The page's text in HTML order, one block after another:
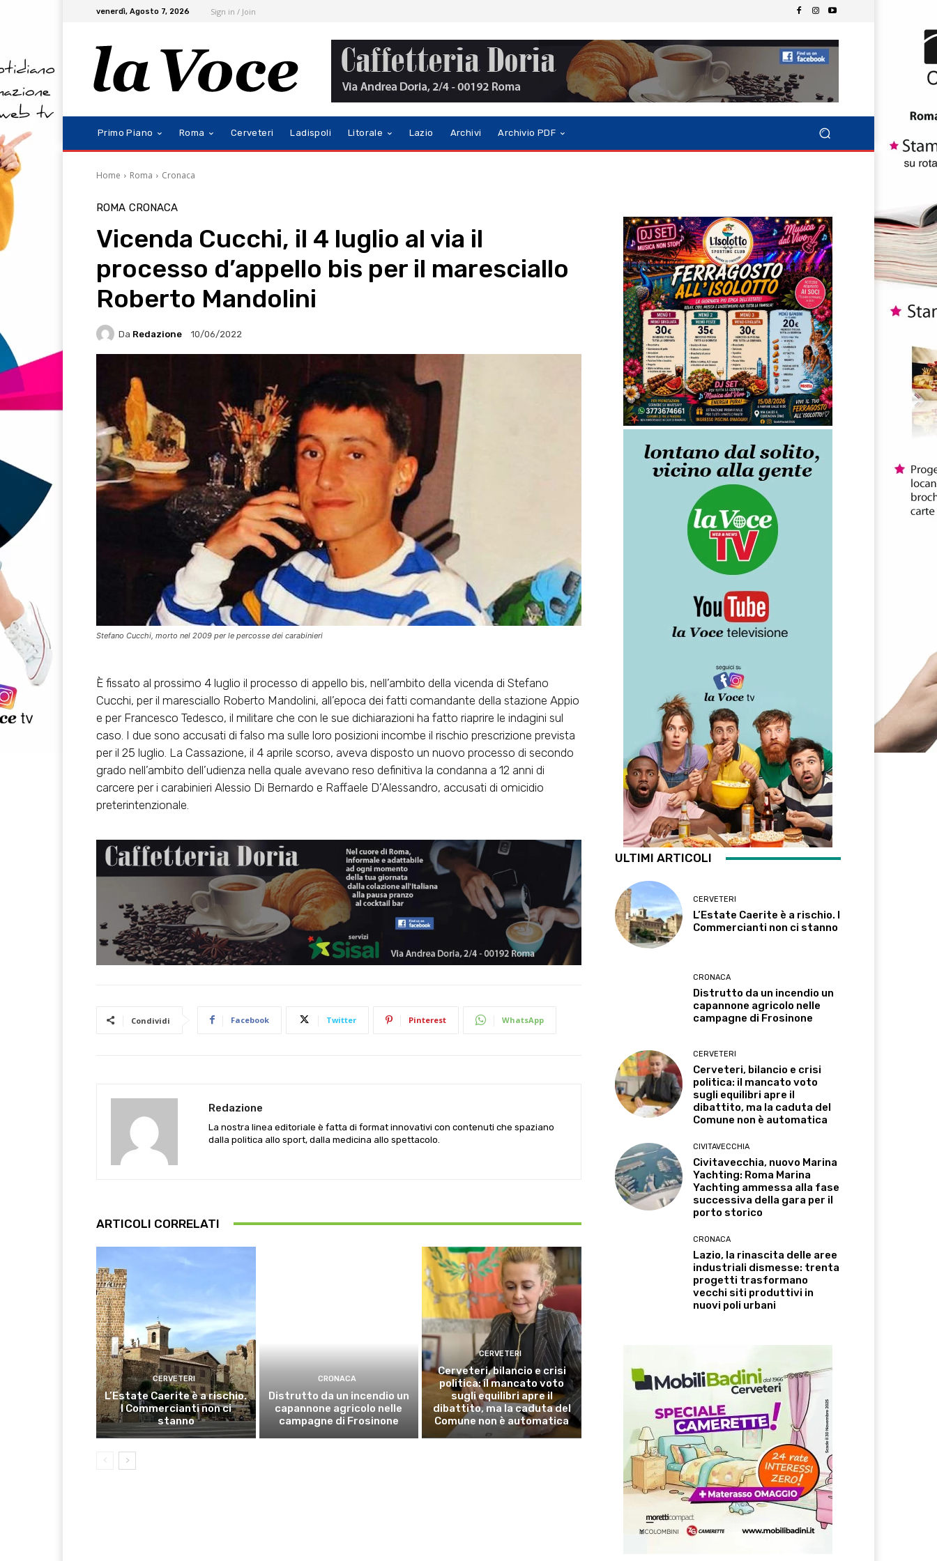
venerdì, Agosto 7, 2026 Sign in / Join
Primo Piano Roma Cerveteri Ladispoli Litorale Lazio Archivi Archivio PDF
Home Roma Cronaca
ROMA CRONACA
Vicenda Cucchi, il 4 luglio al via il
processo d’appello bis per il maresciallo
Roberto Mandolini
Da Redazione 10/06/2022
Stefano Cucchi, morto nel 2009 per le percosse dei carabinieri
È fissato al prossimo 4 luglio il processo di appello bis, nell’ambito della vicenda di Stefano
Cucchi, per il maresciallo Roberto Mandolini, all’epoca dei fatti comandante della stazione Appio
e per Francesco Tedesco, il militare che con le sue dichiarazioni ha fatto riaprire le indagini sul
caso. I due sono accusati di falso ma sulle loro posizioni incombe il rischio prescrizione prevista
per il 25 luglio. La Cassazione, il 4 aprile scorso, aveva disposto un nuovo processo di secondo
grado nell’ambito dell’udienza nella quale avevano reso definitiva la condanna a 12 anni di
carcere per i carabinieri Alessio Di Bernardo e Raffaele D’Alessandro, accusati di omicidio
preterintenzionale.
Condividi Facebook Twitter Pinterest WhatsApp
Redazione
La nostra linea editoriale è fatta di format innovativi con contenuti che spaziano
dalla politica allo sport, dalla medicina allo spettacolo.
ARTICOLI CORRELATI
CERVETERI
L’Estate Caerite è a rischio.
I Commercianti non ci
stanno
CRONACA
Distrutto da un incendio un
capannone agricolo nelle
campagne di Frosinone
CERVETERI
Cerveteri, bilancio e crisi
politica: il mancato voto
sugli equilibri apre il
dibattito, ma la caduta del
Comune non è automatica
ULTIMI ARTICOLI
CERVETERI
L’Estate Caerite è a rischio. I
Commercianti non ci stanno
CRONACA
Distrutto da un incendio un
capannone agricolo nelle
campagne di Frosinone
CERVETERI
Cerveteri, bilancio e crisi
politica: il mancato voto
sugli equilibri apre il
dibattito, ma la caduta del
Comune non è automatica
CIVITAVECCHIA
Civitavecchia, nuovo Marina
Yachting: Roma Marina
Yachting ammessa alla fase
successiva della gara per il
porto storico
CRONACA
Lazio, la rinascita delle aree
industriali dismesse: trenta
progetti trasformano
vecchi siti produttivi in
nuovi poli urbani